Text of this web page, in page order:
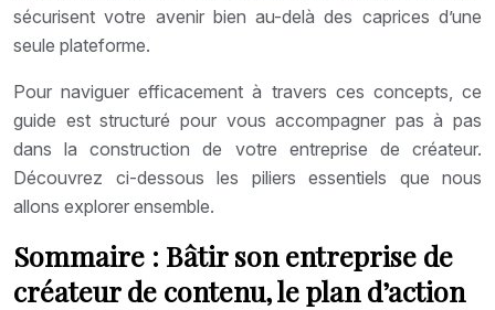
sécurisent votre avenir bien au-delà des caprices d’une
seule plateforme.
Pour naviguer efficacement à travers ces concepts, ce
guide est structuré pour vous accompagner pas à pas
dans la construction de votre entreprise de créateur.
Découvrez ci-dessous les piliers essentiels que nous
allons explorer ensemble.
Sommaire : Bâtir son entreprise de
créateur de contenu, le plan d’action